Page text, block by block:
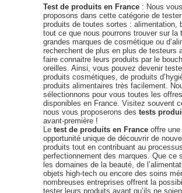
Test de produits en France : Nous vous
proposons dans cette catégorie de
produits de toutes sortes : alimentation,
tout ce que nous pourrons trouver sur la
grandes marques de cosmétique ou
recherchent de plus en plus de testeurs
faire connaitre leurs produits par le
oreilles. Ainsi, vous pouvez devenir
produits cosmétiques, de produits
produits alimentaires très facilement.
sélectionnons pour vous toutes les offres
disponibles en France. Visitez souvent
nous vous proposerons des tests
avant-première !
Le test de produits en France offre une
opportunité unique de découvrir de
produits tout en contribuant au
perfectionnement des marques. Que ce
les domaines de la beauté, de
objets high-tech ou encore des soins
nombreuses entreprises offrent la
tester leurs produits avant qu’ils ne